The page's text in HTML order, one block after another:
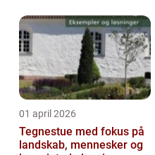
01 april 2026
Tegnestue med fokus på
landskab, mennesker og